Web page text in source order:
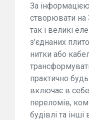
За
створювати на
так і великі
з'єднаних
нитки або
практично
включає в
переломів,
будівлі та інші